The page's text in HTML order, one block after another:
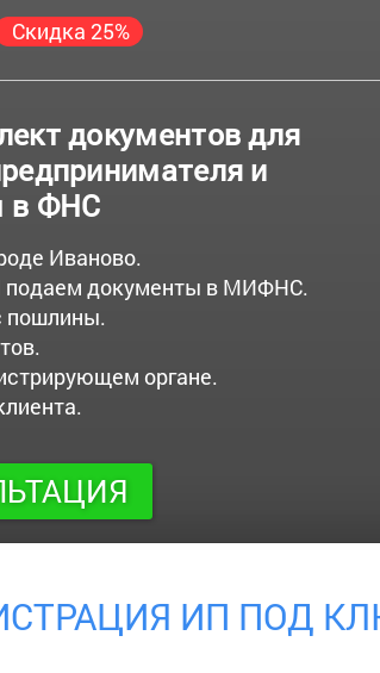
Скидка 25%
документов для
и
в ФНС
Иваново.
подаем документы в МИФНС.
пошлины.
органе.
ИП ПОД